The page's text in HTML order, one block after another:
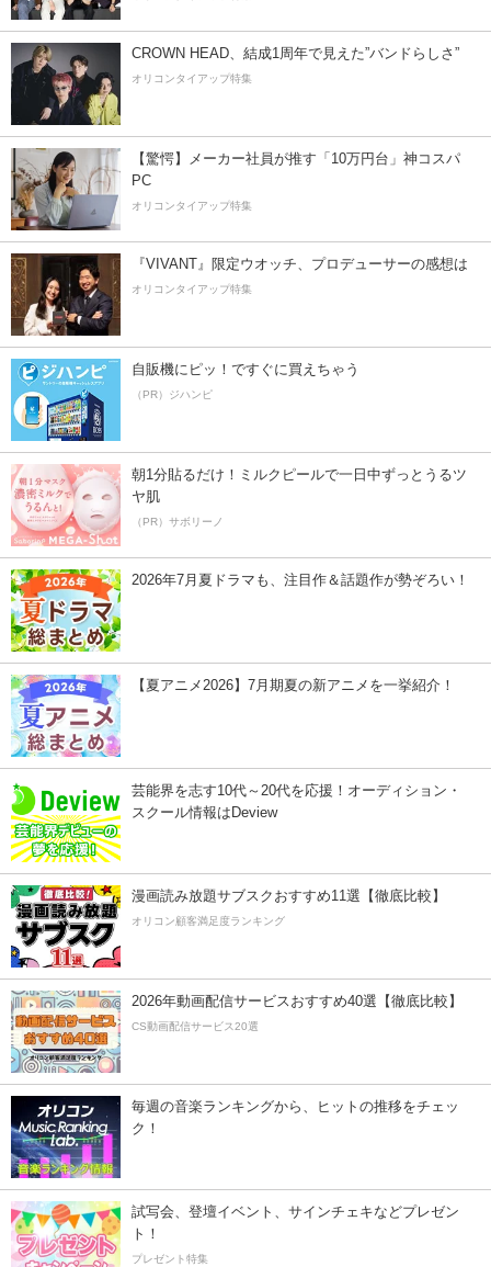
CROWN HEAD、結成1周年で見えた”バンドらしさ”
オリコンタイアップ特集
【驚愕】メーカー社員が推す「10万円台」神コスパ
PC
オリコンタイアップ特集
『VIVANT』限定ウオッチ、プロデューサーの感想は
オリコンタイアップ特集
自販機にピッ！ですぐに買えちゃう
（PR）ジハンピ
朝1分貼るだけ！ミルクピールで一日中ずっとうるツ
ヤ肌
（PR）サボリーノ
2026年7月夏ドラマも、注目作＆話題作が勢ぞろい！
【夏アニメ2026】7月期夏の新アニメを一挙紹介！
芸能界を志す10代～20代を応援！オーディション・
スクール情報はDeview
漫画読み放題サブスクおすすめ11選【徹底比較】
オリコン顧客満足度ランキング
2026年動画配信サービスおすすめ40選【徹底比較】
CS動画配信サービス20選
毎週の音楽ランキングから、ヒットの推移をチェッ
ク！
試写会、登壇イベント、サインチェキなどプレゼン
ト！
プレゼント特集